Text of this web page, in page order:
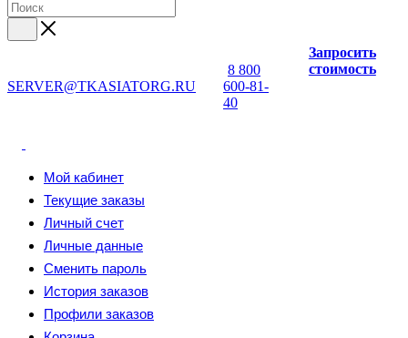
SERVER@TKASIATORG.RU
8 800
600-81-
40
Запросить
стоимость
Мой кабинет
Текущие заказы
Личный счет
Личные данные
Сменить пароль
История заказов
Профили заказов